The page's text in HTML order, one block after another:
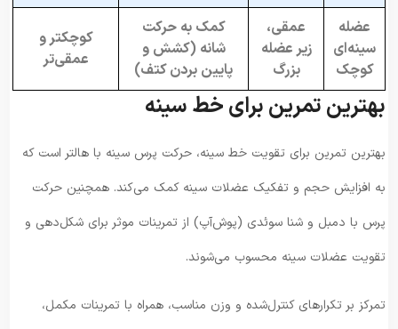
عضله
سینه‌ای
کوچک
عمقی،
زیر عضله
بزرگ
کمک به حرکت
شانه (کشش و
پایین بردن کتف)
کوچکتر و
عمقی‌تر
بهترین تمرین برای خط سینه
بهترین تمرین برای تقویت خط سینه، حرکت پرس سینه با هالتر است که
به افزایش حجم و تفکیک عضلات سینه کمک می‌کند. همچنین حرکت
پرس با دمبل و شنا سوئدی (پوش‌آپ) از تمرینات موثر برای شکل‌دهی و
تقویت عضلات سینه محسوب می‌شوند.
تمرکز بر تکرارهای کنترل‌شده و وزن مناسب، همراه با تمرینات مکمل،